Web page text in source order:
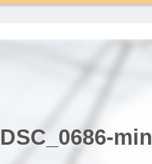
DSC_0686-min